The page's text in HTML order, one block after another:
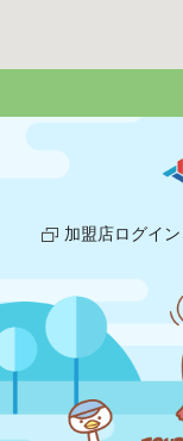
加盟店ログイン